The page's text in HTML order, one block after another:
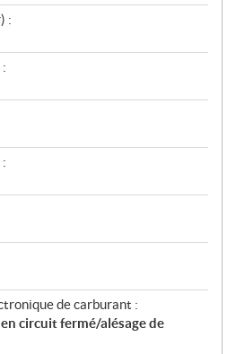
:
de carburant :
circuit fermé/alésage de